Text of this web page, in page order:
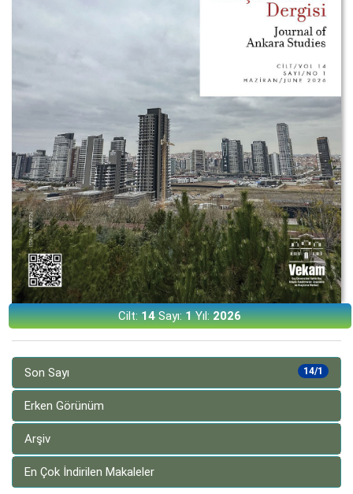
Cilt:14Sayı:1Yıl:2026
14/1
Son Sayı
Erken Görünüm
Arşiv
En Çok İndirilen Makaleler